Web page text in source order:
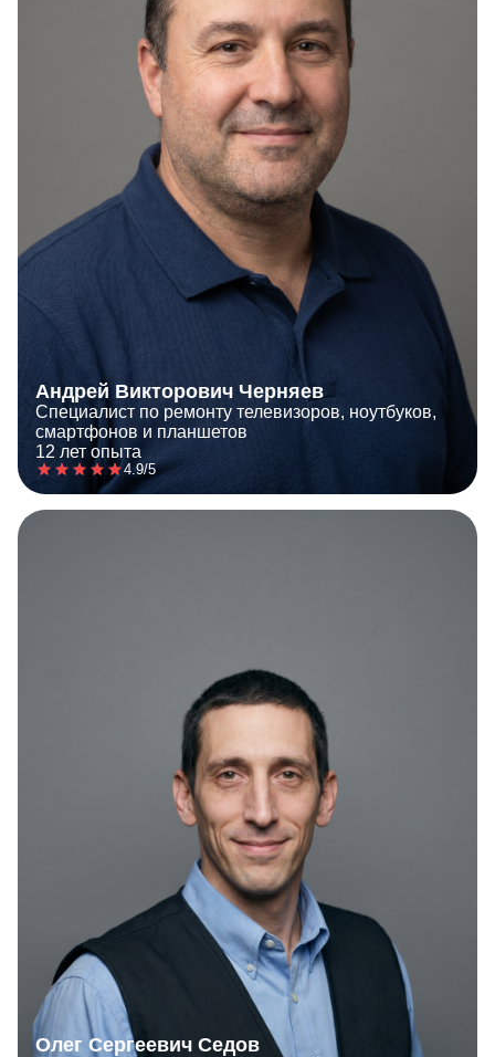
Андрей Викторович Черняев
Специалист по ремонту телевизоров, ноутбуков,
смартфонов и планшетов
12 лет опыта
4.9/5
Олег Сергеевич Седов